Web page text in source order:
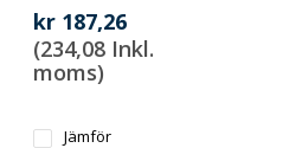
kr 187,26
(234,08 Inkl.
moms)
Jämför